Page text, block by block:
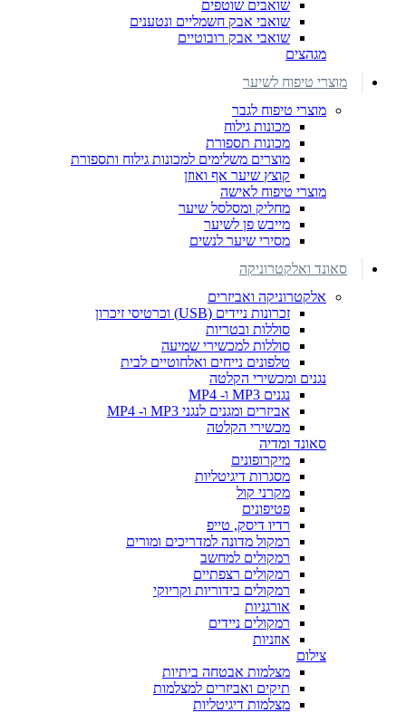
שואבים שוטפים
שואבי אבק חשמליים ונטענים
שואבי אבק רובוטיים
מגהצים
מוצרי טיפוח לשיער
מוצרי טיפוח לגבר
מכונות גילוח
מכונות תספורת
מוצרים משלימים למכונות גילוח ותספורת
קוצץ שיער אף ואוזן
מוצרי טיפוח לאישה
מחליק ומסלסל שיער
מייבש פן לשיער
מסירי שיער לנשים
סאונד ואלקטרוניקה
אלקטרוניקה ואביזרים
זכרונות ניידים (USB) וכרטיסי זיכרון
סוללות ובטריות
סוללות למכשירי שמיעה
טלפונים נייחים ואלחוטיים לבית
נגנים ומכשירי הקלטה
נגנים MP3 ו- MP4
אביזרים ומגנים לנגני MP3 ו- MP4
מכשירי הקלטה
סאונד ומדיה
מיקרופונים
מסגרות דיגיטליות
מקרני קול
פטיפונים
רדיו דיסק, טייפ
רמקול מדונה למדריכים ומורים
רמקולים למחשב
רמקולים רצפתיים
רמקולים בידוריות וקריוקי
אורגניות
רמקולים ניידים
אוזניות
צילום
מצלמות אבטחה ביתיות
תיקים ואביזרים למצלמות
מצלמות דיגיטליות